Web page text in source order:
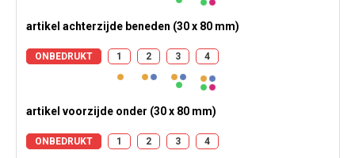
artikel achterzijde beneden (30 x 80 mm)
ONBEDRUKT 1 2 3 4
artikel voorzijde onder (30 x 80 mm)
ONBEDRUKT 1 2 3 4